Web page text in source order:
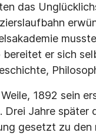
das
er sich
1892 sein
Jahre später
gesetzt zu